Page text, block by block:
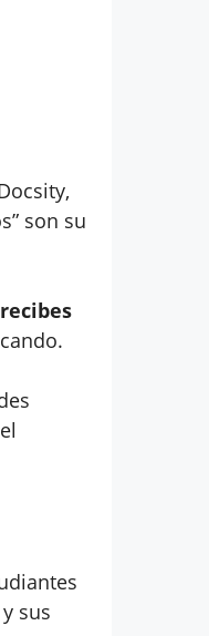
son su
y sus